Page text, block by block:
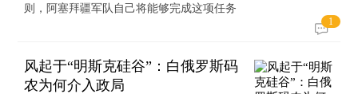
则，阿塞拜疆军队自己将能够完成这项任务
1
风起于“明斯克硅谷”：白俄罗斯码
农为何介入政局